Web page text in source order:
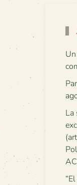
La